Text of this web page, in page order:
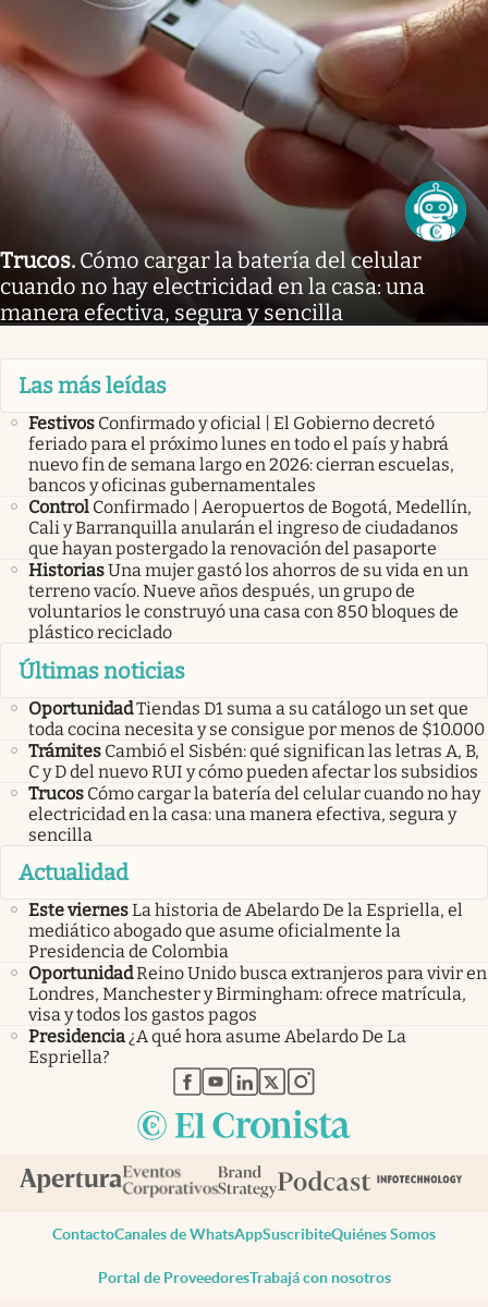
Trucos. Cómo cargar la batería del celular
cuando no hay electricidad en la casa: una
manera efectiva, segura y sencilla
Las más leídas
Festivos Confirmado y oficial | El Gobierno decretó
feriado para el próximo lunes en todo el país y habrá
nuevo fin de semana largo en 2026: cierran escuelas,
bancos y oficinas gubernamentales
Control Confirmado | Aeropuertos de Bogotá, Medellín,
Cali y Barranquilla anularán el ingreso de ciudadanos
que hayan postergado la renovación del pasaporte
HistoriasUna mujer gastó los ahorros de su vida en un
terreno vacío. Nueve años después, un grupo de
voluntarios le construyó una casa con 850 bloques de
plástico reciclado
Últimas noticias
OportunidadTiendas D1 suma a su catálogo un set que
toda cocina necesita y se consigue por menos de $10.000
Trámites Cambió el Sisbén: qué significan las letras A, B,
C y D del nuevo RUI y cómo pueden afectar los subsidios
Trucos Cómo cargar la batería del celular cuando no hay
electricidad en la casa: una manera efectiva, segura y
sencilla
Actualidad
Este viernesLa historia de Abelardo De la Espriella, el
mediático abogado que asume oficialmente la
Presidencia de Colombia
OportunidadReino Unido busca extranjeros para vivir en
Londres, Manchester y Birmingham: ofrece matrícula,
visa y todos los gastos pagos
Presidencia¿A qué hora asume Abelardo De La
Espriella?
abre en nueva pestaña
abre en nueva pestaña
abre en nueva pestaña
abre en nueva pestaña
abre en nueva pestaña
ContactoCanales de WhatsAppSuscribiteQuiénes Somos
Portal de ProveedoresTrabajá con nosotros